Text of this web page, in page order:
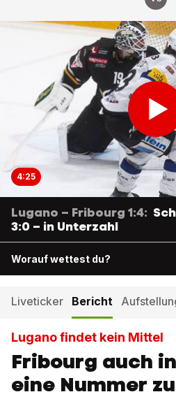
4:25
Lugano – Fribourg 1:4:
3:0 – in Unterzahl
Worauf wettest du?
Liveticker Bericht
Lugano findet kein Mittel
Fribourg auch
eine Nummer